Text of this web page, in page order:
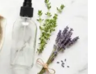
http:/
Hauke, Li Shu-Chen.
and individual
making. Frontiers in